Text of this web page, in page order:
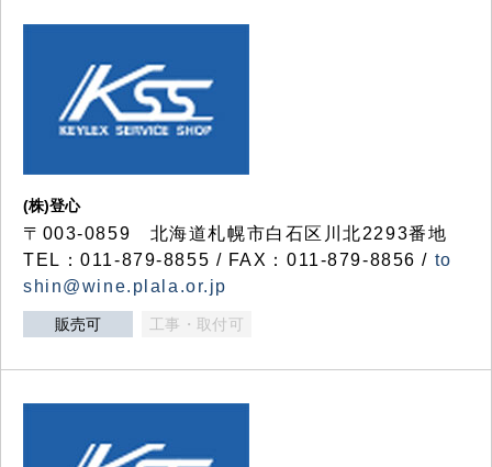
(株)登心
〒003-0859 北海道札幌市白石区川北2293番地
TEL：011-879-8855 / FAX：011-879-8856 / to
shin@wine.plala.or.jp
販売可 工事・取付可